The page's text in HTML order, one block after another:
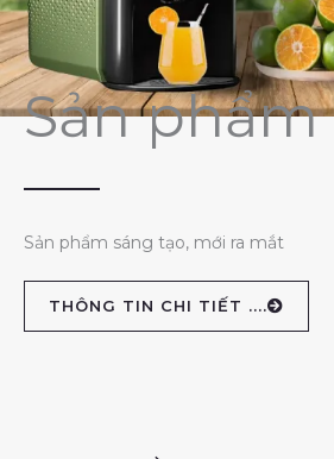
Sản
Sản phẩm sáng tạo, mới ra mắt
THÔNG TIN CHI TIẾT ....